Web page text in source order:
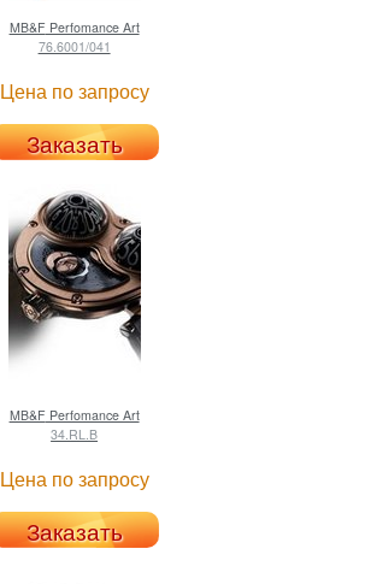
MB&F Perfomance Art
76.6001/041
Цена по запросу
Заказать
MB&F Perfomance Art
34.RL.B
Цена по запросу
Заказать